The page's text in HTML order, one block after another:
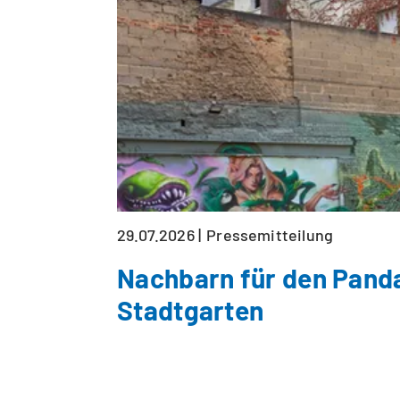
29.07.2026 Pressemitteilung
Nachbarn für den
Stadtgarten